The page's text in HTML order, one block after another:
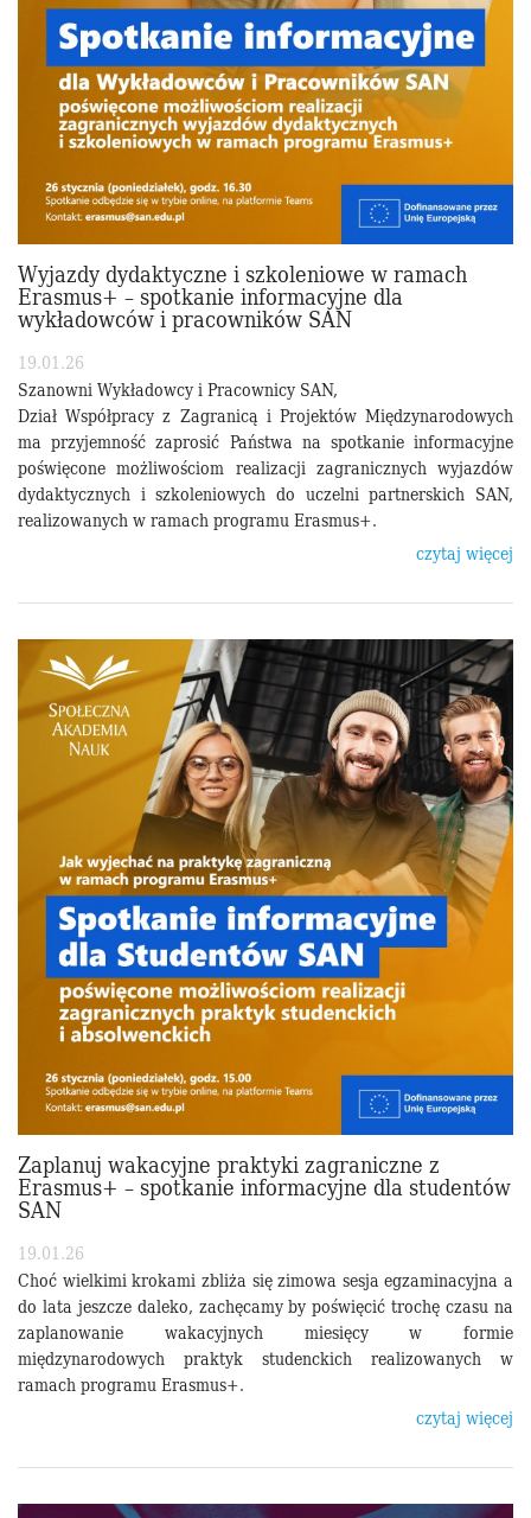
Wyjazdy dydaktyczne i szkoleniowe w ramach
Erasmus+ – spotkanie informacyjne dla
wykładowców i pracowników SAN
19.01.26
Szanowni Wykładowcy i Pracownicy SAN,
Dział Współpracy z Zagranicą i Projektów Międzynarodowych
ma przyjemność zaprosić Państwa na spotkanie informacyjne
poświęcone możliwościom realizacji zagranicznych wyjazdów
dydaktycznych i szkoleniowych do uczelni partnerskich SAN,
realizowanych w ramach programu Erasmus+.
czytaj więcej
Zaplanuj wakacyjne praktyki zagraniczne z
Erasmus+ – spotkanie informacyjne dla studentów
SAN
19.01.26
Choć wielkimi krokami zbliża się zimowa sesja egzaminacyjna a
do lata jeszcze daleko, zachęcamy by poświęcić trochę czasu na
zaplanowanie wakacyjnych miesięcy w formie
międzynarodowych praktyk studenckich realizowanych w
ramach programu Erasmus+.
czytaj więcej